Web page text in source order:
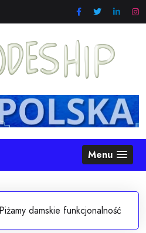
Menu
Piżamy damskie funkcjonalność